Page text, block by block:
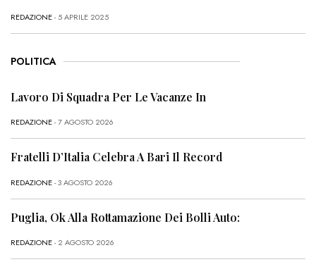
REDAZIONE- 5 APRILE 2025
POLITICA
Lavoro Di Squadra Per Le Vacanze In
REDAZIONE- 7 AGOSTO 2026
Fratelli D’Italia Celebra A Bari Il Record
REDAZIONE- 3 AGOSTO 2026
Puglia, Ok Alla Rottamazione Dei Bolli Auto:
REDAZIONE- 2 AGOSTO 2026